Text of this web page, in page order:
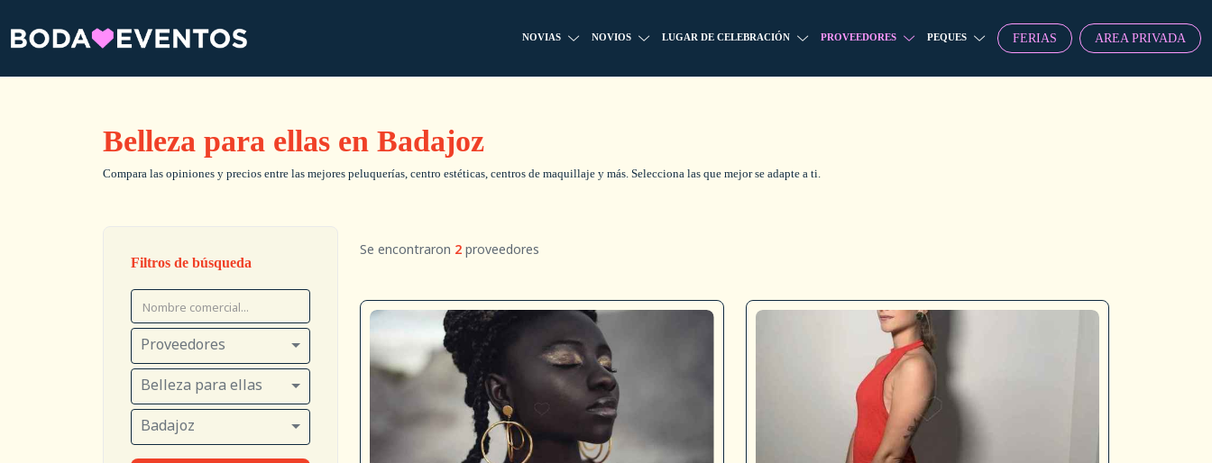
NOVIAS NOVIOS LUGAR DE CELEBRACIÓN PROVEEDORES PEQUES FERIAS AREA PRIVADA
Belleza para ellas en Badajoz
Compara las opiniones y precios entre las mejores peluquerías, centro estéticas, centros de maquillaje y más. Selecciona las que mejor se adapte a ti.
Filtros de búsqueda
Proveedores
Belleza para ellas
Badajoz
Se encontraron 2 proveedores